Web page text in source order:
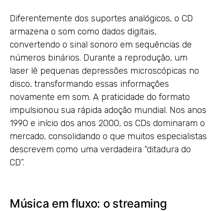
Diferentemente dos suportes analógicos, o CD
armazena o som como dados digitais,
convertendo o sinal sonoro em sequências de
números binários. Durante a reprodução, um
laser lê pequenas depressões microscópicas no
disco, transformando essas informações
novamente em som. A praticidade do formato
impulsionou sua rápida adoção mundial. Nos anos
1990 e início dos anos 2000, os CDs dominaram o
mercado, consolidando o que muitos especialistas
descrevem como uma verdadeira “ditadura do
CD”.
Música em fluxo: o streaming